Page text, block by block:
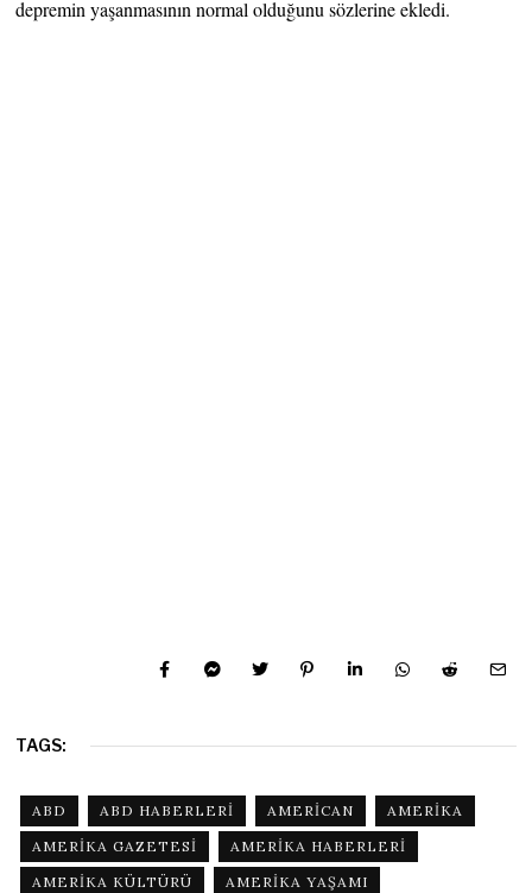
depremin yaşanmasının normal olduğunu sözlerine ekledi.
TAGS:
ABD ABD HABERLERI AMERICAN
AMERIKA
AMERIKA GAZETESI
AMERIKA HABERLERI
AMERIKA KÜLTÜRÜ
AMERIKA YAŞAMI